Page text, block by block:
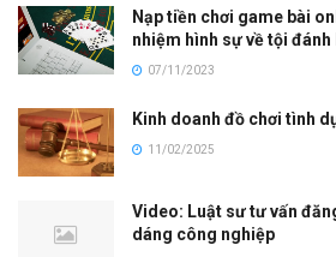
Nạp tiền chơi game bài
nhiệm hình sự về tội
07/11/2023
Kinh doanh đồ chơi tình
11/02/2025
Video: Luật sư tư vấn
dáng công nghiệp